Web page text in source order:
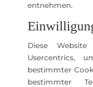
entnehmen.
Diese
Usercentrics,
bestimmter
bestimmter